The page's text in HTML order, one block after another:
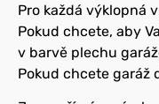
Pro každá výklopná
Pokud chcete, aby
v barvě plechu
Pokud chcete garáž